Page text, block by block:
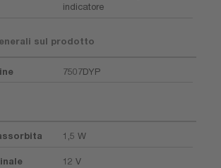
indicatore
sul prodotto
7507DYP
1,5 W
12 V